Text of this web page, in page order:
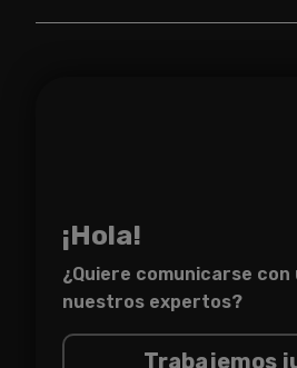
¡Hola!
¿Quiere comunicarse con
nuestros expertos?
Trabajemos